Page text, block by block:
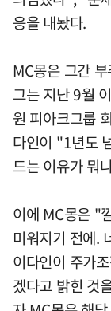
응을 내놨다.
MC몽은 그간
그는 지난 9월
원 피아크그룹
다인이 "1년도
드는 이유가 뭐
이에 MC몽은 "
미워지기 전에.
이다인이 주가
겠다고 밝힌 것